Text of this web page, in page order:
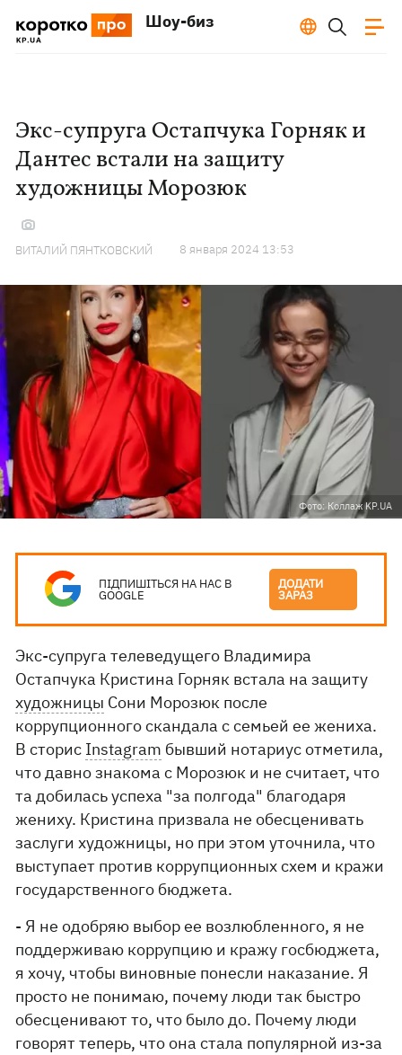
Шоу-биз
Экс-супруга Остапчука Горняк и
Дантес встали на защиту
художницы Морозюк
ВИТАЛИЙ ПЯНТКОВСКИЙ 8 января 2024 13:53
Фото: Коллаж KP.UA
ПІДПИШІТЬСЯ НА НАС В
GOOGLE
ДОДАТИ
ЗАРАЗ
Экс-супруга телеведущего Владимира
Остапчука Кристина Горняк встала на защиту
художницы Сони Морозюк после
коррупционного скандала с семьей ее жениха.
В сторис Instagram бывший нотариус отметила,
что давно знакома с Морозюк и не считает, что
та добилась успеха "за полгода" благодаря
жениху. Кристина призвала не обесценивать
заслуги художницы, но при этом уточнила, что
выступает против коррупционных схем и кражи
государственного бюджета.
- Я не одобряю выбор ее возлюбленного, я не
поддерживаю коррупцию и кражу госбюджета,
я хочу, чтобы виновные понесли наказание. Я
просто не понимаю, почему люди так быстро
обесценивают то, что было до. Почему люди
говорят теперь, что она стала популярной из-за